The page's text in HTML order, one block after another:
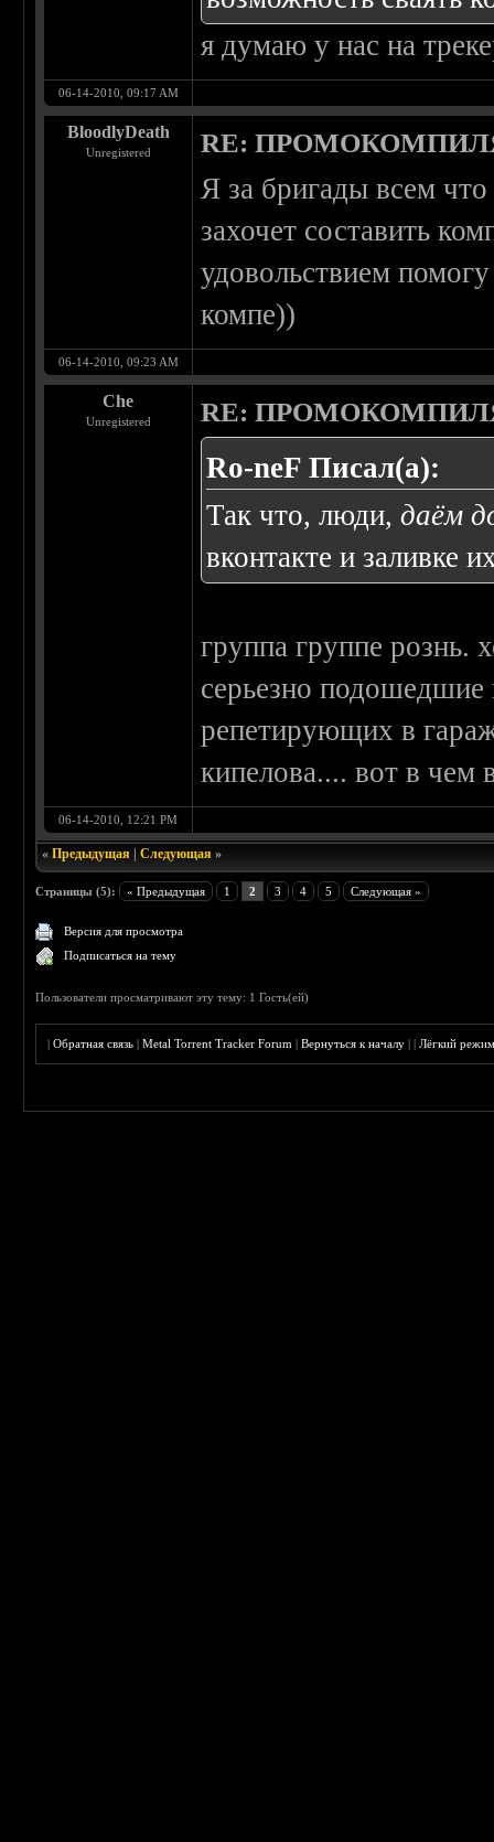
я думаю у нас на
06-14-2010, 09:17 AM
BloodlyDeath
Unregistered RE:
Я за бригады всем
захочет составить
удовольствием
компе))
06-14-2010, 09:23 AM
Che
Unregistered RE:
Ro-neF Писал(а):
Так что, люди,даём
вконтакте и заливке
группа группе рознь.
серьезно подошедшие
репетирующих в
кипелова.... вот в чем
06-14-2010, 12:21 PM
«Предыдущая |Следующая »
Страницы (5): « Предыдущая 1 2 3 4 5 Следующая »
Версия для просмотра
Подписаться на тему
Пользователи просматривают эту тему: 1 Гость(ей)
|Обратная связь |Metal Torrent Tracker Forum |Вернуться к началу ||Лёгкий